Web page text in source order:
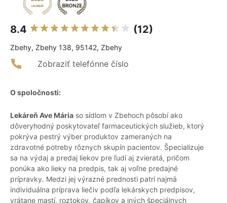
8.4 (12)
Zbehy, Zbehy 138, 95142, Zbehy
Zobraziť telefónne číslo
O spoločnosti:
Lekáreň Ave Mária so sídlom v Zbehoch pôsobí ako
dôveryhodný poskytovateľ farmaceutických služieb, ktorý
pokrýva pestrý výber produktov zameraných na
zdravotné potreby rôznych skupín pacientov. Špecializuje
sa na výdaj a predaj liekov pre ľudí aj zvieratá, pričom
ponúka ako lieky na predpis, tak aj voľne predajné
prípravky. Medzi jej výrazné prednosti patrí najmä
individuálna príprava liečiv podľa lekárskych predpisov,
vrátane mastí, roztokov, čapíkov a iných špeciálnych